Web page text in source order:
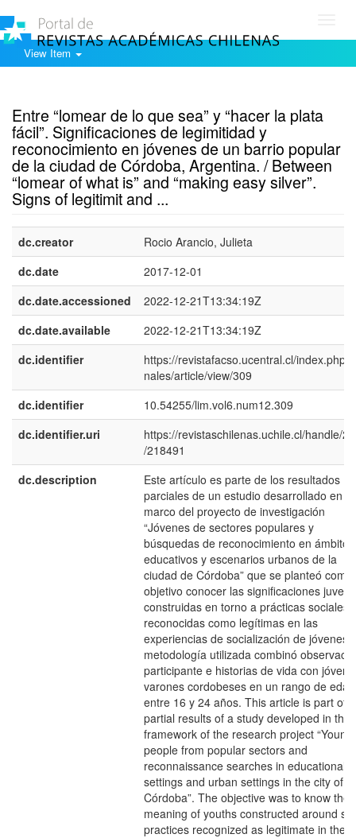
View Item
Entre “lomear de lo que sea” y “hacer la plata
fácil”. Significaciones de legimitidad y
reconocimiento en jóvenes de un barrio popular
de la ciudad de Córdoba, Argentina. / Between
“lomear of what is” and “making easy silver”.
Signs of legitimit and ...
dc.creator
Rocio Arancio, Julieta
dc.date
2017-12-01
dc.date.accessioned
2022-12-21T13:34:19Z
dc.date.available
2022-12-21T13:34:19Z
dc.identifier
https://revistafacso.ucentral.cl/index.php/
nales/article/view/309
dc.identifier
10.54255/lim.vol6.num12.309
dc.identifier.uri
https://revistaschilenas.uchile.cl/handle/
/218491
dc.description
Este artículo es parte de los resultados
parciales de un estudio desarrollado en el
marco del proyecto de investigación
“Jóvenes de sectores populares y
búsquedas de reconocimiento en ámbitos
educativos y escenarios urbanos de la
ciudad de Córdoba” que se planteó como
objetivo conocer las significaciones
construidas en torno a prácticas sociales
reconocidas como legítimas en las
experiencias de socialización de jóvenes.
metodología utilizada combinó
participante e historias de vida con
varones cordobeses en un rango de edad
entre 16 y 24 años. This article is part of
partial results of a study developed in the
framework of the research project “Young
people from popular sectors and
reconnaissance searches in educational
settings and urban settings in the city of
Córdoba”. The objective was to know the
meaning of youths constructed around
practices recognized as legitimate in the